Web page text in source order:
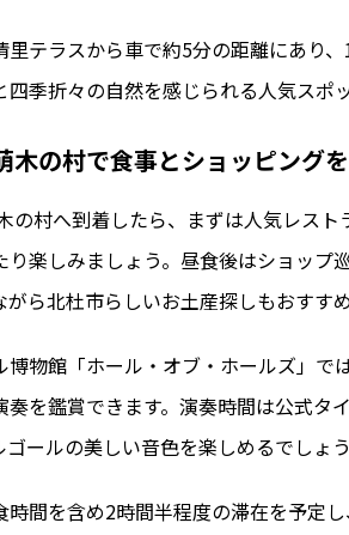
里テラスから車で約5分の距離にあり
季折々の自然を感じられる人気スポ
木の村で食事とショッピング
の村へ到着したら、まずは人気レス
り楽しみましょう。昼食後はショップ
ら北杜市らしいお土産探しもおすすめ
博物館「ホール・オブ・ホールズ」で
奏を鑑賞できます。演奏時間は公式タ
ールの美しい音色を楽しめるでしょう
時間を含め2時間半程度の滞在を予定